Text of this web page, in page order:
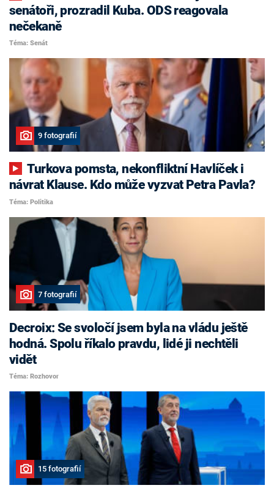
senátoři, prozradil Kuba. ODS reagovala
nečekaně
Téma: Senát
9 fotografií
Turkova pomsta, nekonfliktní Havlíček i
návrat Klause. Kdo může vyzvat Petra Pavla?
Téma: Politika
7 fotografií
Decroix: Se svoločí jsem byla na vládu ještě
hodná. Spolu říkalo pravdu, lidé ji nechtěli
vidět
Téma: Rozhovor
15 fotografií